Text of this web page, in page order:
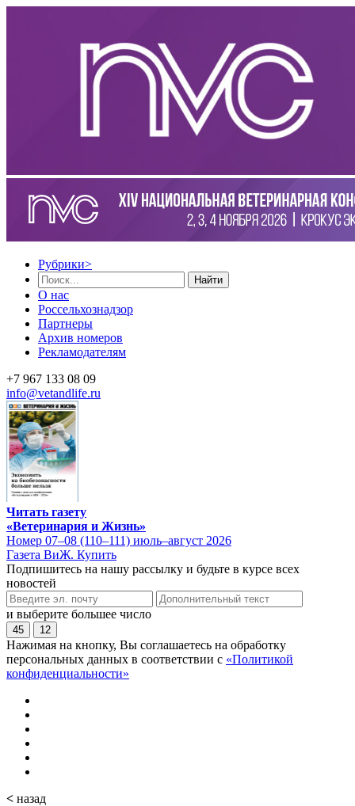
Рубрики>
Найти
О нас
Россельхознадзор
Партнеры
Архив номеров
Рекламодателям
+7 967 133 08 09
info@vetandlife.ru
Читать газету
«Ветеринария и Жизнь»
Номер 07–08 (110–111) июль–август 2026
Газета ВиЖ. Купить
Подпишитесь на нашу рассылку и будьте в курсе всех
новостей
и выберите большее число
45 12
Нажимая на кнопку, Вы соглашаетесь на обработку
персональных данных в соответствии с «Политикой
конфиденциальности»
< назад